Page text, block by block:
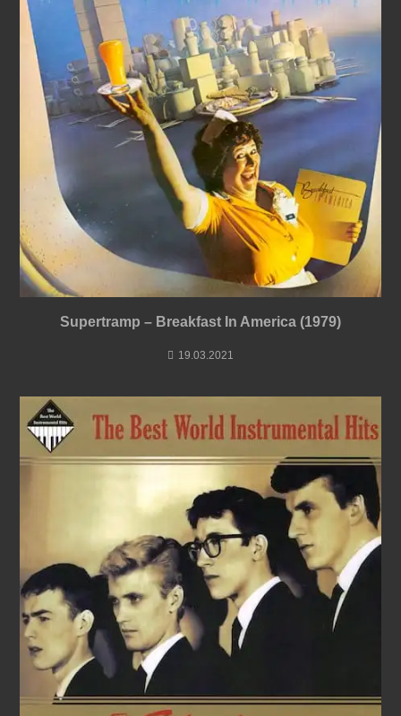
Supertramp – Breakfast In America (1979)
19.03.2021